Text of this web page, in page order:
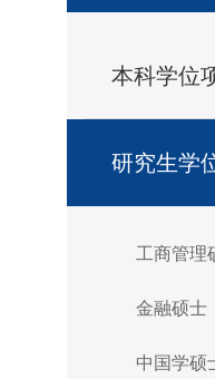
本科学位
研究生学
工商管理
金融硕士
中国学硕